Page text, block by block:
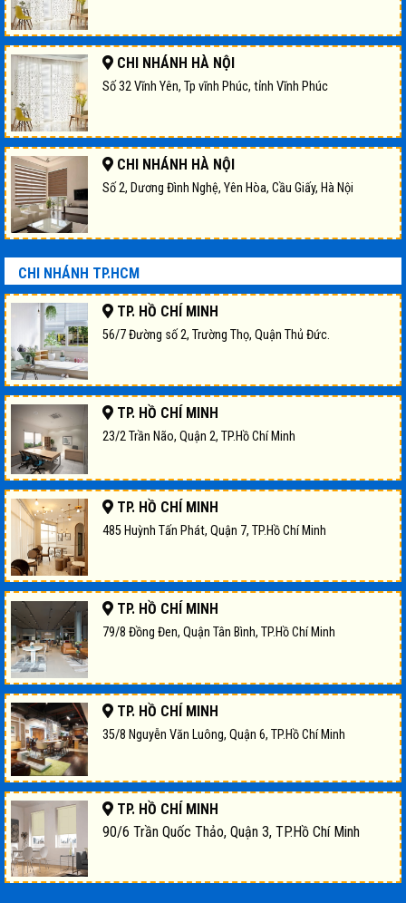
CHI NHÁNH HÀ NỘI
Số 32 Vĩnh Yên, Tp vĩnh Phúc, tỉnh Vĩnh Phúc
CHI NHÁNH HÀ NỘI
Số 2, Dương Đình Nghệ, Yên Hòa, Cầu Giấy, Hà Nội
CHI NHÁNH TP.HCM
TP. HỒ CHÍ MINH
56/7 Đường số 2, Trường Thọ, Quận Thủ Đức.
TP. HỒ CHÍ MINH
23/2 Trần Não, Quận 2, TP.Hồ Chí Minh
TP. HỒ CHÍ MINH
485 Huỳnh Tấn Phát, Quận 7, TP.Hồ Chí Minh
TP. HỒ CHÍ MINH
79/8 Đồng Đen, Quận Tân Bình, TP.Hồ Chí Minh
TP. HỒ CHÍ MINH
35/8 Nguyễn Văn Luông, Quận 6, TP.Hồ Chí Minh
TP. HỒ CHÍ MINH
90/6 Trần Quốc Thảo, Quận 3, TP.Hồ Chí Minh